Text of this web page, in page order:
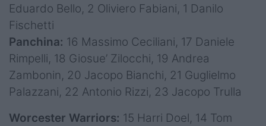
Eduardo Bello, 2 Oliviero Fabiani, 1 Danilo
Fischetti
Panchina: 16 Massimo Ceciliani, 17 Daniele
Rimpelli, 18 Giosue’ Zilocchi, 19 Andrea
Zambonin, 20 Jacopo Bianchi, 21 Guglielmo
Palazzani, 22 Antonio Rizzi, 23 Jacopo Trulla
Worcester Warriors: 15 Harri Doel, 14 Tom